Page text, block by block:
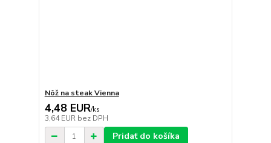
Nôž na steak Vienna
4,48 EUR/ks
3,64 EUR bez DPH
Pridať do košíka